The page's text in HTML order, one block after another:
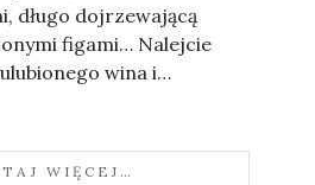
długo dojrzewającą
figami… Nalejcie
wina i…
WIĘCEJ…